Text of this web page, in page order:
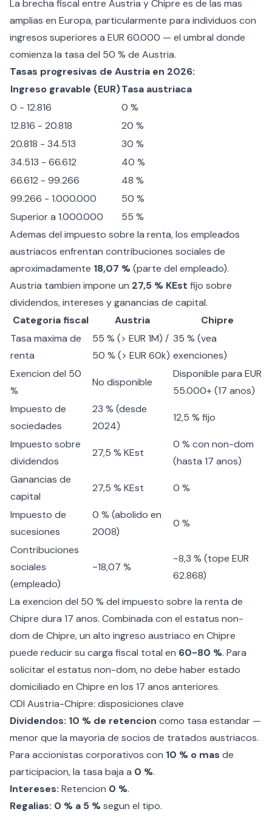
La brecha fiscal entre Austria y Chipre es de las mas
amplias en Europa, particularmente para individuos con
ingresos superiores a EUR 60.000 — el umbral donde
comienza la tasa del 50 % de Austria.
Tasas progresivas de Austria en 2026:
Ingreso gravable (EUR)Tasa austriaca
0 - 12.816
0 %
12.816 - 20.818
20 %
20.818 - 34.513
30 %
34.513 - 66.612
40 %
66.612 - 99.266
48 %
99.266 - 1.000.000
50 %
Superior a 1.000.000
55 %
Ademas del impuesto sobre la renta, los empleados
austriacos enfrentan contribuciones sociales de
aproximadamente 18,07 %(parte del empleado).
Austria tambien impone un 27,5 % KEst fijo sobre
dividendos, intereses y ganancias de capital.
Categoria fiscal
Austria
Chipre
Tasa maxima de
renta
55 % (> EUR 1M) /
50 % (> EUR 60k)
35 % (vea
exenciones)
Exencion del 50
%
No disponible
Disponible para EUR
55.000+ (17 anos)
Impuesto de
sociedades
23 % (desde
2024)
12,5 % fijo
Impuesto sobre
dividendos
27,5 % KEst
0 % con non-dom
(hasta 17 anos)
Ganancias de
capital
27,5 % KEst 0 %
Impuesto de
sucesiones
0 % (abolido en
2008)
0 %
Contribuciones
sociales
(empleado)
~18,07 %
~8,3 % (tope EUR
62.868)
La exencion del 50 % del impuesto sobre la renta de
Chipre dura 17 anos. Combinada con el estatus non-
dom de Chipre, un alto ingreso austriaco en Chipre
puede reducir su carga fiscal total en 60-80 %. Para
solicitar el estatus non-dom, no debe haber estado
domiciliado en Chipre en los 17 anos anteriores.
CDI Austria-Chipre: disposiciones clave
Dividendos: 10 % de retencion como tasa estandar —
menor que la mayoria de socios de tratados austriacos.
Para accionistas corporativos con 10 % o mas de
participacion, la tasa baja a 0 %.
Intereses: Retencion 0 %.
Regalias: 0 % a 5 %segun el tipo.